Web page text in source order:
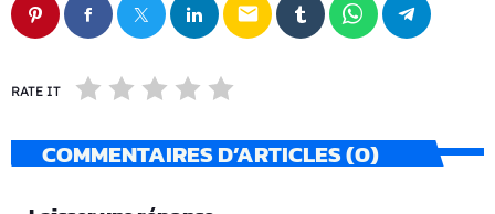
email
RATE IT
COMMENTAIRES D’ARTICLES (0)